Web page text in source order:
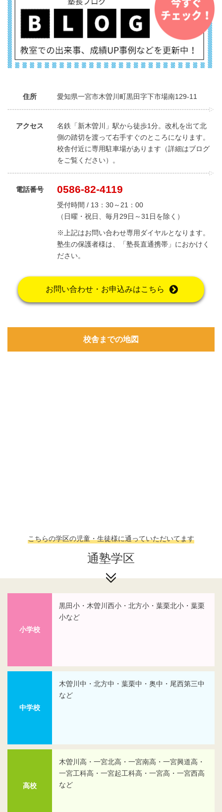
住所 愛知県一宮市木曽川町黒田字下市場南129-11
アクセス
名鉄「新木曽川」駅から徒歩1分。改札を出て北
側の踏切を渡って右手すぐのところになります。
校舎付近に専用駐車場があります（詳細はブログ
をご覧ください）。
電話番号 0586-82-4119
受付時間 / 13：30～21：00
（日曜・祝日、毎月29日～31日を除く）
※上記はお問い合わせ専用ダイヤルとなります。
塾生の保護者様は、「塾長直通携帯」におかけく
ださい。
お問い合わせ・お申込みはこちら
校舎までの地図
こちらの学区の児童・生徒様に通っていただいてます
通塾学区
小学校
黒田小・木曽川西小・北方小・葉栗北小・葉栗
小など
中学校
木曽川中・北方中・葉栗中・奥中・尾西第三中
など
高校
木曽川高・一宮北高・一宮南高・一宮興道高・
一宮工科高・一宮起工科高・一宮高・一宮西高
など